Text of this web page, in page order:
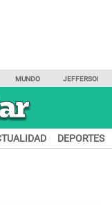
MUNDO JEFFERSON
DEPORTES